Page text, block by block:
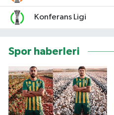
Konferans Ligi
Spor haberleri